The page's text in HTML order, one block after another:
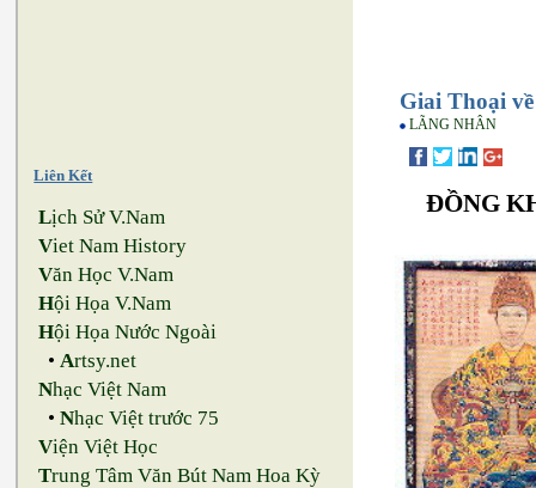
Liên Kết
Lịch Sử V.Nam
Viet Nam History
Văn Học V.Nam
Hội Họa V.Nam
Hội Họa Nước Ngoài
•Artsy.net
Nhạc Việt Nam
•Nhạc Việt trước 75
Viện Việt Học
Trung Tâm Văn Bút Nam Hoa Kỳ
Giai Thoại
LÃNG NHÂN
ĐỒNG